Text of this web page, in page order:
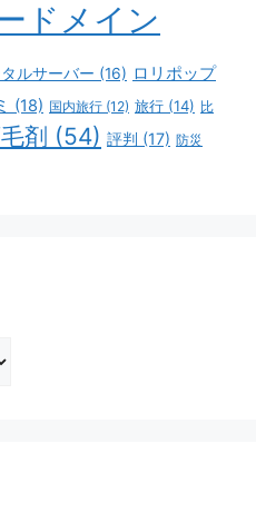
ドメイン
ルサーバー (16) ロリポップ
(18) 国内旅行 (12) 旅行 (14) 比
剤 (54) 評判 (17) 防災